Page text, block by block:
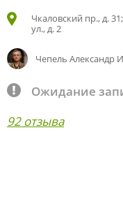
Чкаловский пр., д.
ул., д. 2
Чепель Александр
Ожидание
92 отзыва